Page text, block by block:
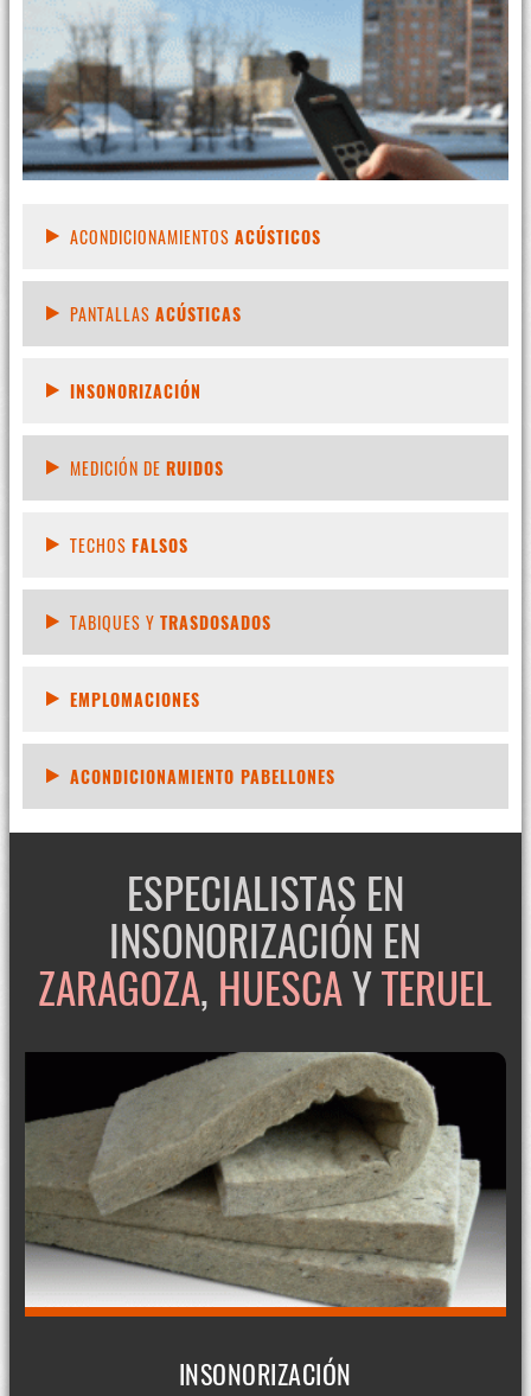
ACONDICIONAMIENTOS ACÚSTICOS
PANTALLAS ACÚSTICAS
INSONORIZACIÓN
MEDICIÓN DE RUIDOS
TECHOS FALSOS
TABIQUES Y TRASDOSADOS
EMPLOMACIONES
ACONDICIONAMIENTO PABELLONES
ESPECIALISTAS EN
INSONORIZACIÓN EN
ZARAGOZA, HUESCAYTERUEL
INSONORIZACIÓN